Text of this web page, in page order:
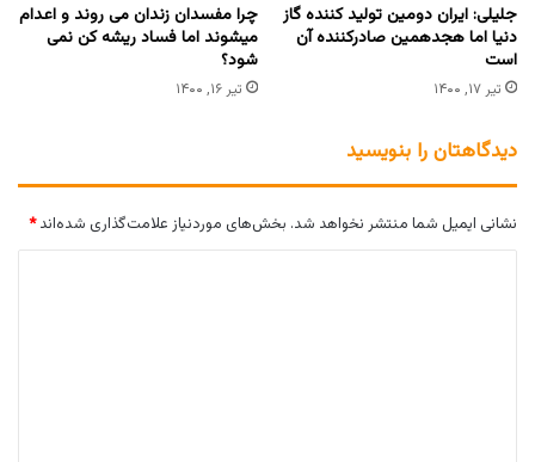
جلیلی: ایران دومین تولید کننده گاز
دنیا اما هجدهمین صادرکننده آن
است
تیر ۱۷, ۱۴۰۰
چرا مفسدان زندان می روند و اعدام
میشوند اما فساد ریشه کن نمی
شود؟
تیر ۱۶, ۱۴۰۰
دیدگاهتان را بنویسید
نشانی ایمیل شما منتشر نخواهد شد. بخش‌های موردنیاز علامت‌گذاری شده‌اند*